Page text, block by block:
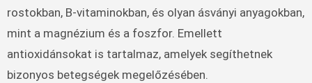
rostokban, B-vitaminokban, és olyan ásványi anyagokban,
mint a magnézium és a foszfor. Emellett
antioxidánsokat is tartalmaz, amelyek segíthetnek
bizonyos betegségek megelőzésében.